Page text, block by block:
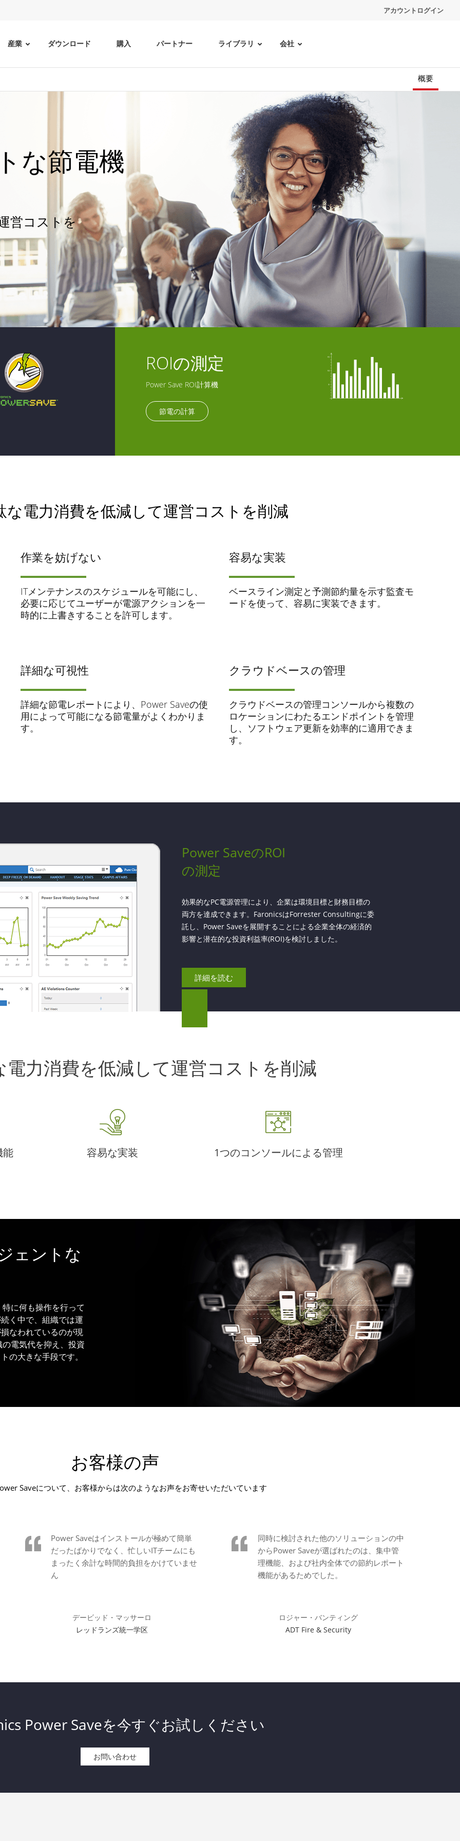
アカウントログイン
産業 ダウンロード 購入 パートナー ライブラリ 会社
概要
な節電機
営コストを
ROIの測定
Power Save ROI計算機
節電の計算
な電力消費を低減して運営コストを削減
作業を妨げない
ITメンテナンスのスケジュールを可能にし、
必要に応じてユーザーが電源アクションを一
時的に上書きすることを許可します。
容易な実装
ベースライン測定と予測節約量を示す監査モ
ードを使って、容易に実装できます。
詳細な可視性
詳細な節電レポートにより、Power Saveの使
用によって可能になる節電量がよくわかりま
す。
クラウドベースの管理
クラウドベースの管理コンソールから複数の
ロケーションにわたるエンドポイントを管理
し、ソフトウェア更新を効率的に適用できま
す。
Power SaveのROI
の測定
効果的なPC電源管理により、企業は環境目標と財務目標の
両方を達成できます。FaronicsはForrester Consultingに委
託し、Power Saveを展開することによる企業全体の経済的
影響と潜在的な投資利益率(ROI)を検討しました。
詳細を読む
電力消費を低減して運営コストを削減
能 容易な実装 1つのコンソールによる管理
ェントな
に何も操作を行って
く中で、組織では運
なわれているのが現
電気代を抑え、投資
の大きな手段です。
お客様の声
Saveについて、お客様からは次のようなお声をお寄せいただいています
Power Saveはインストールが極めて簡単
だったばかりでなく、忙しいITチームにも
まったく余計な時間的負担をかけていませ
ん
デービッド・マッサーロ
レッドランズ統一学区
同時に検討された他のソリューションの中
からPower Saveが選ばれたのは、集中管
理機能、および社内全体での節約レポート
機能があるためでした。
ロジャー・バンティング
ADT Fire & Security
Power Saveを今すぐお試しください
お問い合わせ